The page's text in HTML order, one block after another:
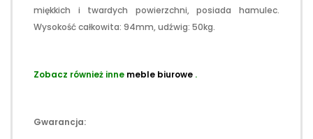
miękkich i twardych powierzchni, posiada hamulec.
Wysokość całkowita: 94mm, udźwig: 50kg.
Zobacz również inne meble biurowe .
Gwarancja: